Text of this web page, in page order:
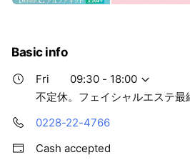
Basic info
Fri
09:30 - 18:00
不定休。フェイシャルエステ最
0228-22-4766
Cash accepted